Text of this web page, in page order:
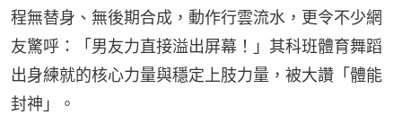
程無替身、無後期合成，動作行雲流水，更令不少網
友驚呼：「男友力直接溢出屏幕！」其科班體育舞蹈
出身練就的核心力量與穩定上肢力量，被大讚「體能
封神」。